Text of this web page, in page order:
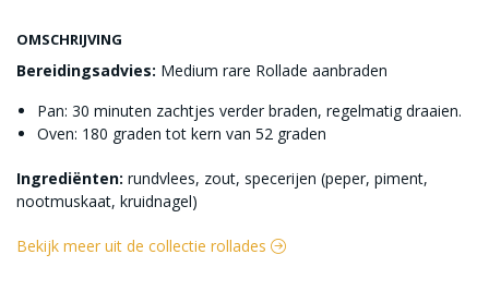
OMSCHRIJVING
Bereidingsadvies: Medium rare Rollade aanbraden
Pan: 30 minuten zachtjes verder braden, regelmatig draaien.
Oven: 180 graden tot kern van 52 graden
Ingrediënten: rundvlees, zout, specerijen (peper, piment,
nootmuskaat, kruidnagel)
Bekijk meer uit de collectie rollades